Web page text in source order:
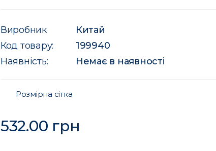
Виробник
Китай
Код товару:
199940
Наявність:
Немає в наявності
Розмірна сітка
532.00 грн